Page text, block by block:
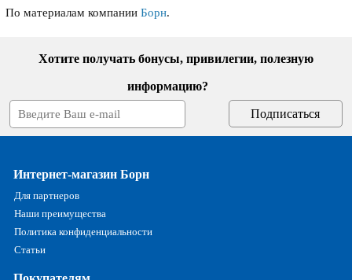
По материалам компанииБорн.
Хотите получать бонусы, привилегии, полезную
информацию?
Интернет-магазин Борн
Для партнеров
Наши преимущества
Политика конфиденциальности
Статьи